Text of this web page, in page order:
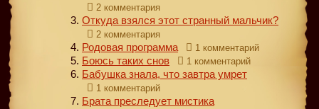
2 комментария
Откуда взялся этот странный мальчик?
2 комментария
Родовая программа 1 комментарий
Боюсь таких снов 1 комментарий
Бабушка знала, что завтра умрет
1 комментарий
Брата преследует мистика